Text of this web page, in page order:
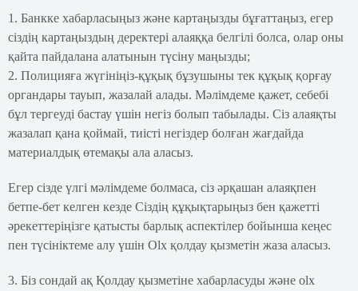
1. Банкке хабарласыңыз және картаңызды бұғаттаңыз, егер
сіздің картаңыздың деректері алаяққа белгілі болса, олар оны
қайта пайдалана алатынын түсіну маңызды;
2. Полицияға жүгініңіз-құқық бұзушыны тек құқық қорғау
органдары тауып, жазалай алады. Мәлімдеме қажет, себебі
бұл тергеуді бастау үшін негіз болып табылады. Сіз алаяқты
жазалап қана қоймай, тиісті негіздер болған жағдайда
материалдық өтемақы ала аласыз.
Егер сізде үлгі мәлімдеме болмаса, сіз әрқашан алаяқпен
бетпе-бет келген кезде Сіздің құқықтарыңыз бен қажетті
әрекеттеріңізге қатысты барлық аспектілер бойынша кеңес
пен түсініктеме алу үшін Olx қолдау қызметін жаза аласыз.
3. Біз сондай ақ Қолдау қызметіне хабарласуды және olx